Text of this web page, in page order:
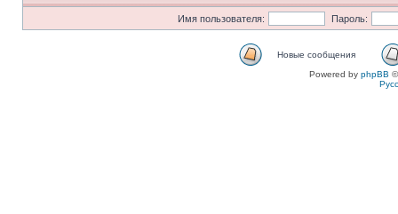
Имя пользователя: Пароль:
Новые сообщения
Powered by phpBB